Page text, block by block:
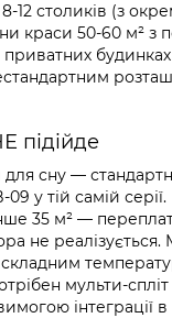
12 столиків (з
краси 50-60 м² з
приватних
підійде
для сну —
у тій самій серії.
35 м² —
не реалізується.
складним
мульти-
інтеграції